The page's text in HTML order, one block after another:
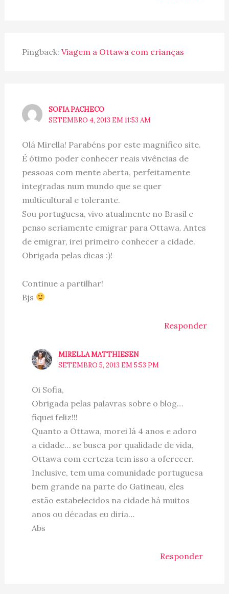
Pingback: Viagem a Ottawa com crianças
SOFIA PACHECO
SETEMBRO 4, 2013 EM 11:53 AM
Olá Mirella! Parabéns por este magnífico site.
É ótimo poder conhecer reais vivências de
pessoas com mente aberta, perfeitamente
integradas num mundo que se quer
multicultural e tolerante.
Sou portuguesa, vivo atualmente no Brasil e
penso seriamente emigrar para Ottawa. Antes
de emigrar, irei primeiro conhecer a cidade.
Obrigada pelas dicas :)!
Continue a partilhar!
Bjs
Responder
MIRELLA MATTHIESEN
SETEMBRO 5, 2013 EM 5:53 PM
Oi Sofia,
Obrigada pelas palavras sobre o blog…
fiquei feliz!!!
Quanto a Ottawa, morei lá 4 anos e adoro
a cidade… se busca por qualidade de vida,
Ottawa com certeza tem isso a oferecer.
Inclusive, tem uma comunidade portuguesa
bem grande na parte do Gatineau, eles
estão estabelecidos na cidade há muitos
anos ou décadas eu diria…
Abs
Responder